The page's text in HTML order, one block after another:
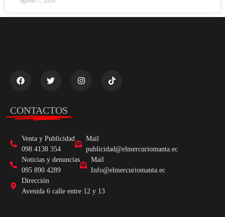
CONTACTOS
Venta y Publicidad
098 4138 354
Mail
publicidad@elmercuriomanta.ec
Noticias y denuncias
095 890 4289
Mail
Info@elmercuriomanta.ec
Dirección
Avenida 6 calle entre 12 y 13